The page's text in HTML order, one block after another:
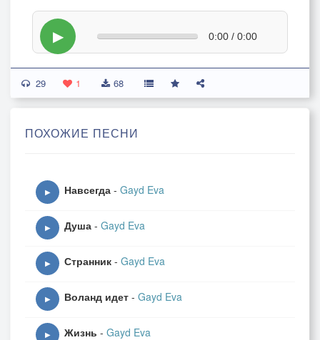
▶ 0:00 / 0:00
29 1 68
ПОХОЖИЕ ПЕСНИ
▶ Навсегда - Gayd Eva
▶ Душа - Gayd Eva
▶ Странник - Gayd Eva
▶ Воланд идет - Gayd Eva
▶ Жизнь - Gayd Eva